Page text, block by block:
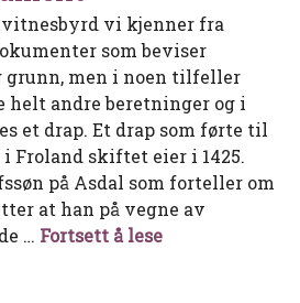
vi kjenner fra
som beviser
grunn, men i noen tilfeller
helt andre beretninger og i
et drap. Et drap som førte til
i Froland skiftet eier i 1425.
på Asdal som forteller om
at han på vegne av
… Fortsett å leseDrap på